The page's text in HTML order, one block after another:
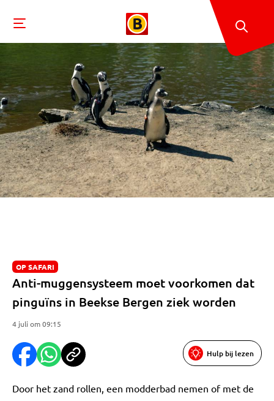
OP SAFARI
Anti-muggensysteem moet voorkomen dat
pinguïns in Beekse Bergen ziek worden
4 juli om 09:15
Hulp bij lezen
Door het zand rollen, een modderbad nemen of met de